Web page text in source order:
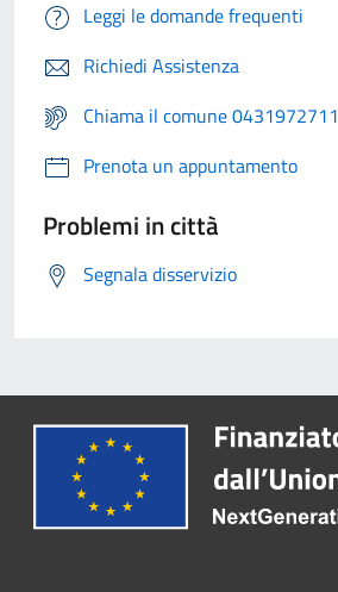
Leggi le domande frequenti
Richiedi Assistenza
Chiama il comune 0431972711
Prenota un appuntamento
Problemi in città
Segnala disservizio